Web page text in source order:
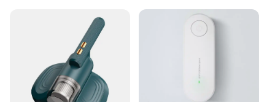
Parts and Accessories: Comes with a set of
attachments for versatile use
Usage and Purpose: Ideal for home and commercial
Applicable Scenario: Suitable for various
environments, including mattresses, carpets, and
furniture